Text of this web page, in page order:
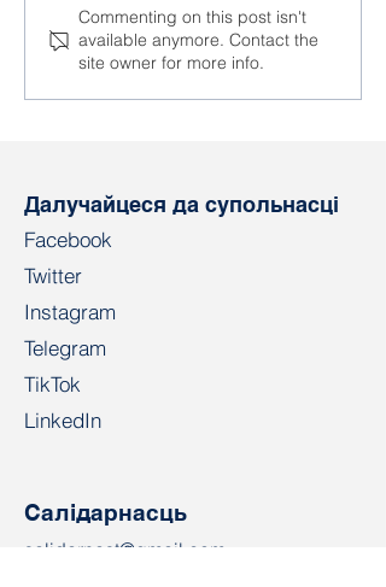
На «Нафтане» не
спыняюцца звальненні
за палітыку
Commenting on this post isn't
available anymore. Contact the
site owner for more info.
Далучайцеся да супольнасці
Facebook
Twitter
Instagram
Telegram
TikTok
LinkedIn
Салідарнасць
salidarnast@gmail.com